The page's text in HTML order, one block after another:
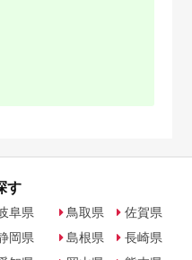
グラム 自然の
額:
す
阜県
岡県
鳥取県
島根県
佐賀県
長崎県